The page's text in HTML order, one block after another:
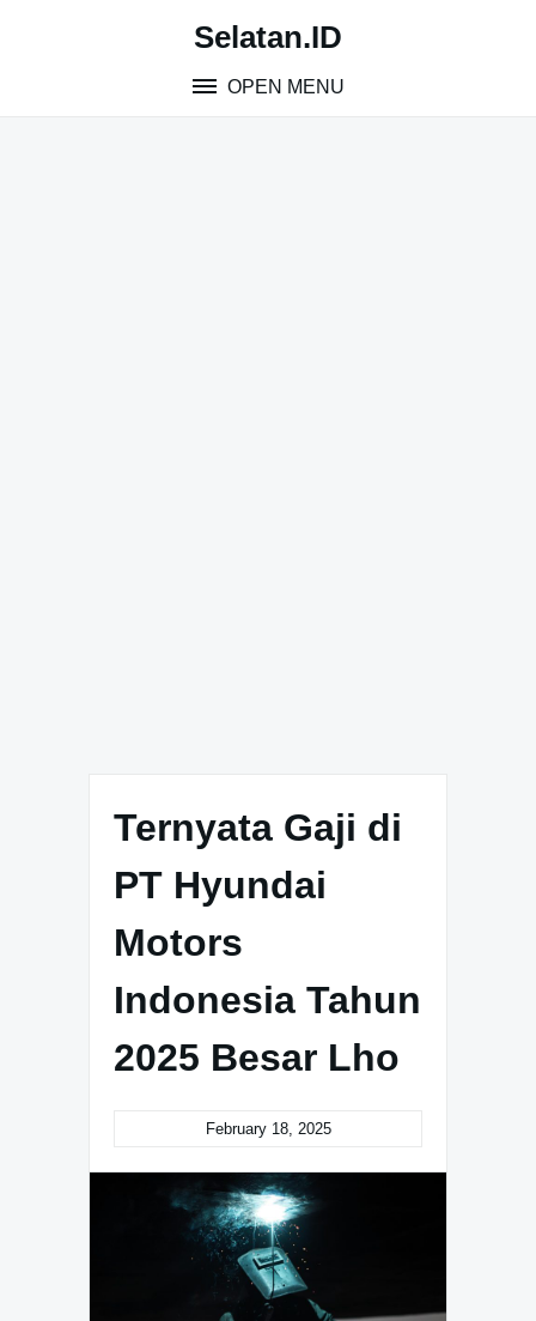
Selatan.ID
OPEN MENU
Ternyata Gaji di
PT Hyundai
Motors
Indonesia Tahun
2025 Besar Lho
February 18, 2025